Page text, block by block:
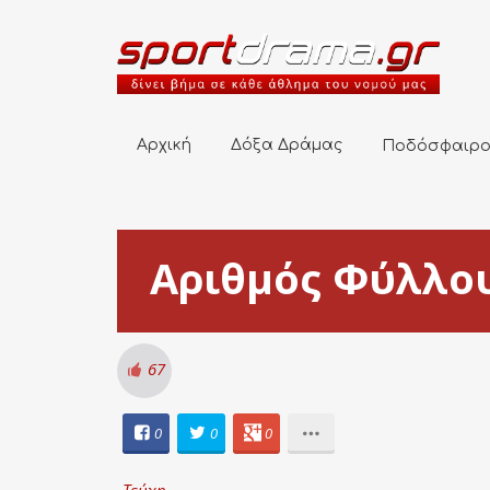
Αρχική Δόξα Δράμας Ποδόσφαιρο
Αριθμός
67
0 0 0